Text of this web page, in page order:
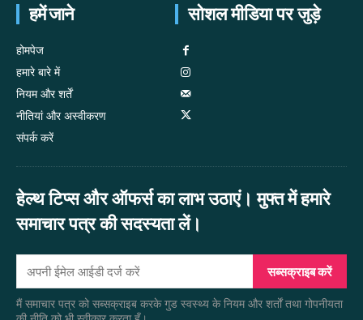
हमें जाने
होमपेज
हमारे बारे में
नियम और शर्तें
नीतियां और अस्वीकरण
संपर्क करें
सोशल मीडिया पर जुड़े
हेल्थ टिप्स और ऑफर्स का लाभ उठाएं। मुफ्त में हमारे
समाचार पत्र की सदस्यता लें।
सब्सक्राइब करें
मैं समाचार पत्र को सब्सक्राइब करके गुड स्वस्थ्य के नियम और शर्तों तथा गोपनीयता